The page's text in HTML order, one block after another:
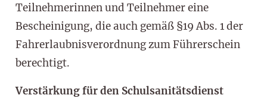
Teilnehmerinnen und Teilnehmer eine
Bescheinigung, die auch gemäß §19 Abs. 1 der
Fahrerlaubnisverordnung zum Führerschein
berechtigt.
Verstärkung für den Schulsanitätsdienst